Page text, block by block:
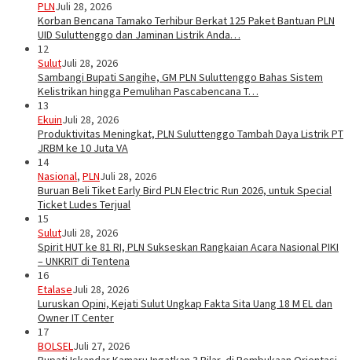
PLNJuli 28, 2026
Korban Bencana Tamako Terhibur Berkat 125 Paket Bantuan PLN
UID Suluttenggo dan Jaminan Listrik Anda…
12
SulutJuli 28, 2026
Sambangi Bupati Sangihe, GM PLN Suluttenggo Bahas Sistem
Kelistrikan hingga Pemulihan Pascabencana T…
13
EkuinJuli 28, 2026
Produktivitas Meningkat, PLN Suluttenggo Tambah Daya Listrik PT
JRBM ke 10 Juta VA
14
Nasional, PLNJuli 28, 2026
Buruan Beli Tiket Early Bird PLN Electric Run 2026, untuk Special
Ticket Ludes Terjual
15
SulutJuli 28, 2026
Spirit HUT ke 81 RI, PLN Sukseskan Rangkaian Acara Nasional PIKI
– UNKRIT di Tentena
16
EtalaseJuli 28, 2026
Luruskan Opini, Kejati Sulut Ungkap Fakta Sita Uang 18 M EL dan
Owner IT Center
17
BOLSELJuli 27, 2026